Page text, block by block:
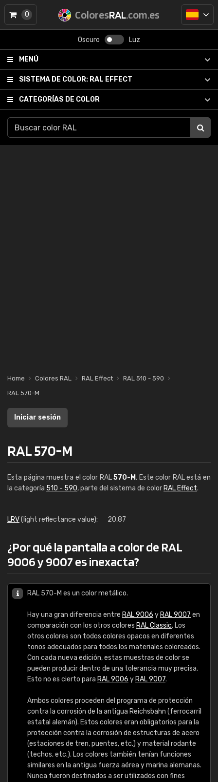
ColoresRAL.com.es
Oscuro Luz
MENÚ
SISTEMA DE COLOR: RAL EFFECT
CATEGORÍAS DE COLOR
0
Home Colores RAL RAL Effect
RAL 510 - 590
RAL 570-M
Iniciar sesión
RAL 570-M
Esta página muestra el color RAL570-M. Este color RAL está en
la categoría 510 - 590, parte del sistema de color RAL Effect.
LRV(light reflectance value): 20,87
¿Por qué la pantalla a color de RAL
9006 y 9007 es inexacta?
RAL 570-M es un color metálico.
Hay una gran diferencia entre RAL 9006 y RAL 9007 en
comparación con los otros colores RAL Classic. Los
otros colores son todos colores opacos en diferentes
tonos adecuados para todos los materiales coloreados.
Con cada nueva edición, estas muestras de color se
pueden producir dentro de una tolerancia muy precisa.
Esto no es cierto para RAL 9006 y RAL 9007.
Ambos colores proceden del programa de protección
contra la corrosión de la antigua Reichsbahn (ferrocarril
estatal alemán). Estos colores eran obligatorios para la
protección contra la corrosión de estructuras de acero
(estaciones de tren, puentes, etc.) y material rodante
(techos, etc.). Los colores también tenían funciones
similares en la antigua fuerza aérea y marina alemanas.
Nunca fueron destinados a ser utilizados con fines